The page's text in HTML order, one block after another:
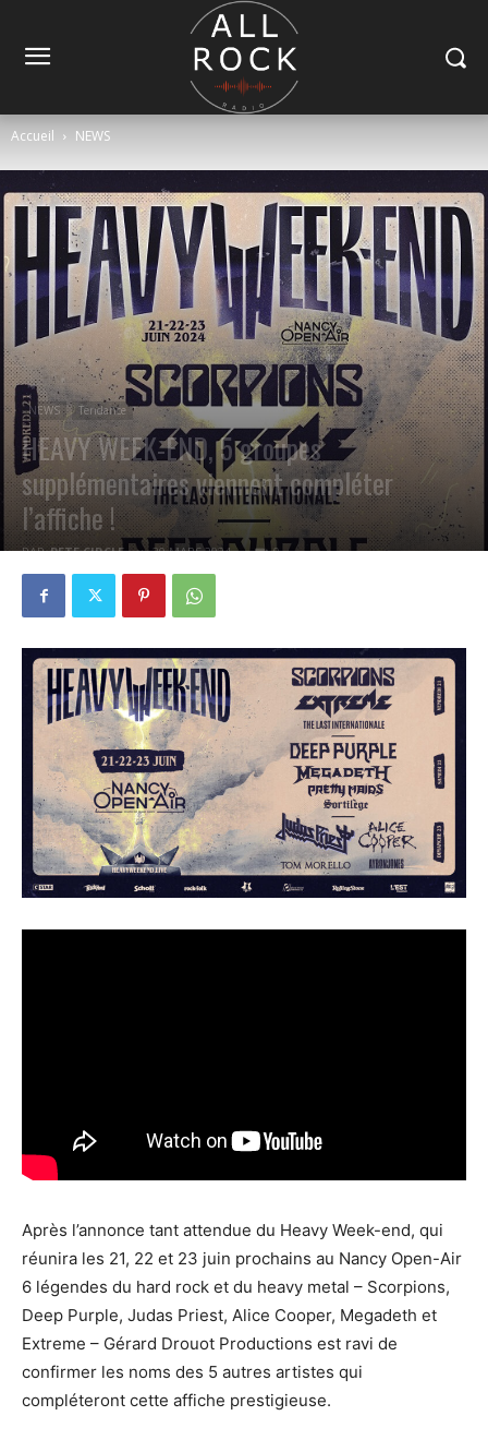
Accueil NEWS
NEWS Tendance
HEAVY WEEK-END, 5 groupes
supplémentaires viennent compléter
l’affiche !
PAR PETE CIRCLE 20 MARS 2024 0
Après l’annonce tant attendue du Heavy Week-end, qui
réunira les 21, 22 et 23 juin prochains au Nancy Open-Air
6 légendes du hard rock et du heavy metal – Scorpions,
Deep Purple, Judas Priest, Alice Cooper, Megadeth et
Extreme – Gérard Drouot Productions est ravi de
confirmer les noms des 5 autres artistes qui
compléteront cette affiche prestigieuse.